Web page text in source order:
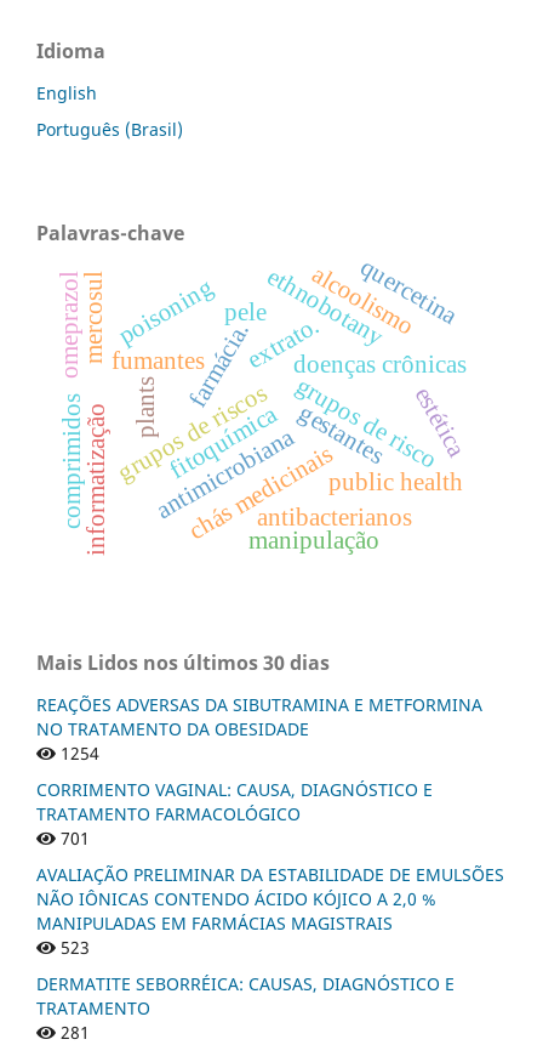
Idioma
English
Português (Brasil)
Palavras-chave
fumantes
poisoning
farmácia.
gestantes
grupos de risco
doenças crônicas
chás medicinais
grupos de riscos
fitoquímica
antimicrobiana
extrato.
plants
public health
ethnobotany
antibacterianos
alcoolismo
mercosul quercetina
informatização manipulação
comprimidos
omeprazol pele
estética
Mais Lidos nos últimos 30 dias
REAÇÕES ADVERSAS DA SIBUTRAMINA E METFORMINA
NO TRATAMENTO DA OBESIDADE
1254
CORRIMENTO VAGINAL: CAUSA, DIAGNÓSTICO E
TRATAMENTO FARMACOLÓGICO
701
AVALIAÇÃO PRELIMINAR DA ESTABILIDADE DE EMULSÕES
NÃO IÔNICAS CONTENDO ÁCIDO KÓJICO A 2,0 %
MANIPULADAS EM FARMÁCIAS MAGISTRAIS
523
DERMATITE SEBORRÉICA: CAUSAS, DIAGNÓSTICO E
TRATAMENTO
281